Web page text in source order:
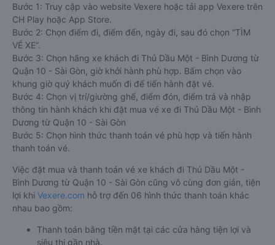
Bước 1: Truy cập vào website Vexere hoặc tải app Vexere trên
CH Play hoặc App Store.
Bước 2: Chọn điểm đi, điểm đến, ngày đi, sau đó chọn “TÌM
VÉ XE”.
Bước 3: Chọn hãng xe khách đi Thủ Dầu Một - Bình Dương từ
Quận 10 - Sài Gòn, giờ khởi hành phù hợp. Bấm chọn vào
khung giờ quý khách muốn đi để tiến hành đặt vé.
Bước 4: Chọn vị trí/giường ghế, điểm đón, điểm trả và nhập
thông tin hành khách khi đặt mua vé xe đi Thủ Dầu Một - Bình
Dương từ Quận 10 - Sài Gòn
Bước 5: Chọn hình thức thanh toán vé phù hợp và tiến hành
thanh toán vé.
Việc đặt mua và thanh toán vé xe khách đi Thủ Dầu Một -
Bình Dương từ Quận 10 - Sài Gòn cũng vô cùng đơn giản, tiện
lợi khi Vexere.com hỗ trợ đến 06 hình thức thanh toán khác
nhau bao gồm:
Thanh toán bằng tiền mặt tại các cửa hàng tiện lợi và
siêu thị gần nhà.